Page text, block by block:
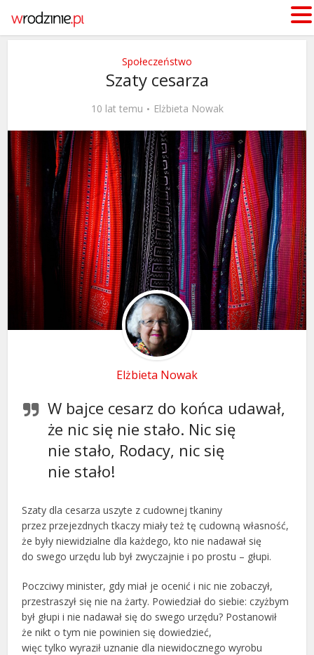
Społeczeństwo
Szaty cesarza
10 lat temu Elżbieta Nowak
Elżbieta Nowak
W bajce cesarz do końca udawał,
że nic się nie stało. Nic się
nie stało, Rodacy, nic się
nie stało!
Szaty dla cesarza uszyte z cudownej tkaniny
przez przejezdnych tkaczy miały też tę cudowną własność,
że były niewidzialne dla każdego, kto nie nadawał się
do swego urzędu lub był zwyczajnie i po prostu – głupi.
Poczciwy minister, gdy miał je ocenić i nic nie zobaczył,
przestraszył się nie na żarty. Powiedział do siebie: czyżbym
był głupi i nie nadawał się do swego urzędu? Postanowił
że nikt o tym nie powinien się dowiedzieć,
więc tylko wyraził uznanie dla niewidocznego wyrobu